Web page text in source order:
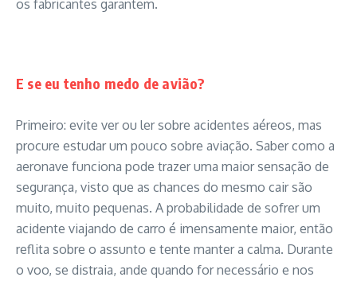
os fabricantes garantem.
E se eu tenho medo de avião?
Primeiro: evite ver ou ler sobre acidentes aéreos, mas
procure estudar um pouco sobre aviação. Saber como a
aeronave funciona pode trazer uma maior sensação de
segurança, visto que as chances do mesmo cair são
muito, muito pequenas. A probabilidade de sofrer um
acidente viajando de carro é imensamente maior, então
reflita sobre o assunto e tente manter a calma. Durante
o voo, se distraia, ande quando for necessário e nos